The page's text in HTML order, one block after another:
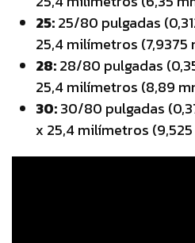
25:25/80 pulgadas
25,4 milímetros (7,9375
28:28/80 pulgadas
25,4 milímetros (8,89
30:30/80 pulgadas
x 25,4 milímetros